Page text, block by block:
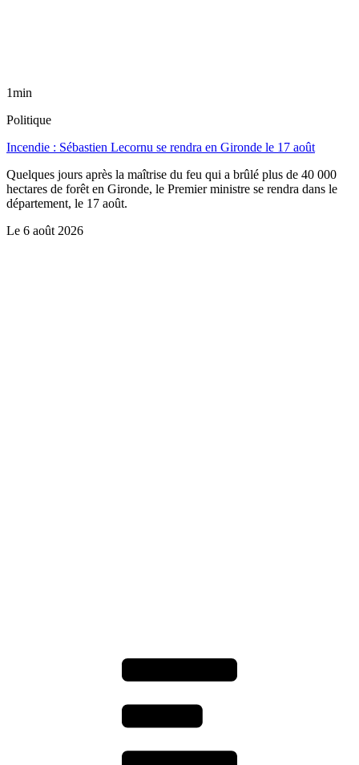
1min
Politique
Incendie : Sébastien Lecornu se rendra en Gironde le 17 août
Quelques jours après la maîtrise du feu qui a brûlé plus de 40 000
hectares de forêt en Gironde, le Premier ministre se rendra dans le
département, le 17 août.
Le 6 août 2026